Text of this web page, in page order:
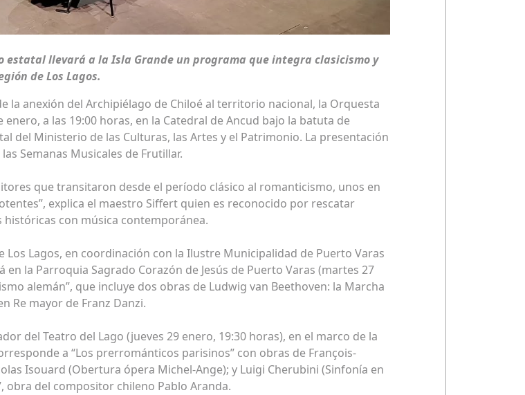
estatal llevará a la Isla Grande un programa que integra clasicismo y
de Los Lagos.
la anexión del Archipiélago de Chiloé al territorio nacional, la Orquesta
a las 19:00 horas, en la Catedral de Ancud bajo la batuta de
del Ministerio de las Culturas, las Artes y el Patrimonio. La presentación
Semanas Musicales de Frutillar.
que transitaron desde el período clásico al romanticismo, unos en
explica el maestro Siffert quien es reconocido por rescatar
con música contemporánea.
Lagos, en coordinación con la Ilustre Municipalidad de Puerto Varas
la Parroquia Sagrado Corazón de Jesús de Puerto Varas (martes 27
alemán”, que incluye dos obras de Ludwig van Beethoven: la Marcha
Re mayor de Franz Danzi.
del Teatro del Lago (jueves 29 enero, 19:30 horas), en el marco de la
a “Los prerrománticos parisinos” con obras de François-
Isouard (Obertura ópera Michel-Ange); y Luigi Cherubini (Sinfonía en
obra del compositor chileno Pablo Aranda.